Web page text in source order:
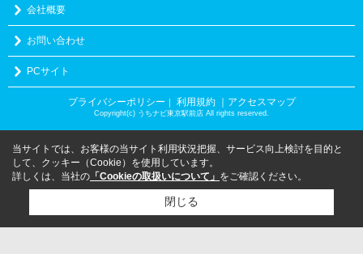
会社概要
お問い合わせ
PCサイト
プライバシーポリシー ｜ 利用規約 ｜アクセスマップ
Copyright(c) うちナビ東京駅前店 All rights reserved.
当サイトでは、お客様の当サイト利用状況把握、サービス向上検討を目的と
して、クッキー（Cookie）を使用しています。
詳しくは、当社の 「Cookieの取扱いについて」 をご確認ください。
閉じる